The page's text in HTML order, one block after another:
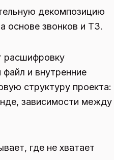
декомпозицию
основе звонков и ТЗ.
расшифровку
и внутренние
структуру проекта:
зависимости между
где не хватает